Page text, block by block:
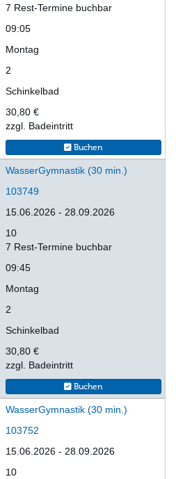
7 Rest-Termine buchbar
09:05
Montag
2
Schinkelbad
30,80 €
zzgl. Badeintritt
Buchen
WasserGymnastik (30 min.)
103749
15.06.2026 - 28.09.2026
10
7 Rest-Termine buchbar
09:45
Montag
2
Schinkelbad
30,80 €
zzgl. Badeintritt
Buchen
WasserGymnastik (30 min.)
103752
15.06.2026 - 28.09.2026
10